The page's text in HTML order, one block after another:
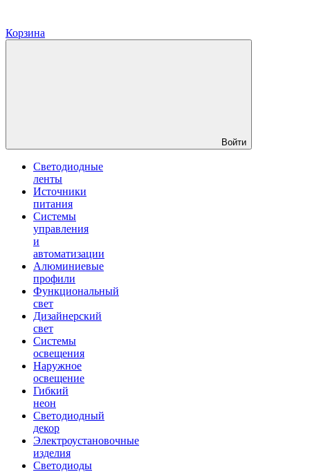
Корзина
Войти
Светодиодные
ленты
Источники
питания
Системы
управления
и
автоматизации
Алюминиевые
профили
Функциональный
свет
Дизайнерский
свет
Системы
освещения
Наружное
освещение
Гибкий
неон
Светодиодный
декор
Электроустановочные
изделия
Светодиоды